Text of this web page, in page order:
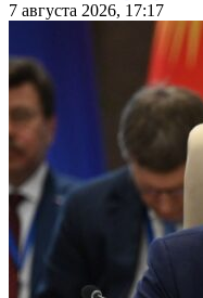
7 августа 2026, 17:17